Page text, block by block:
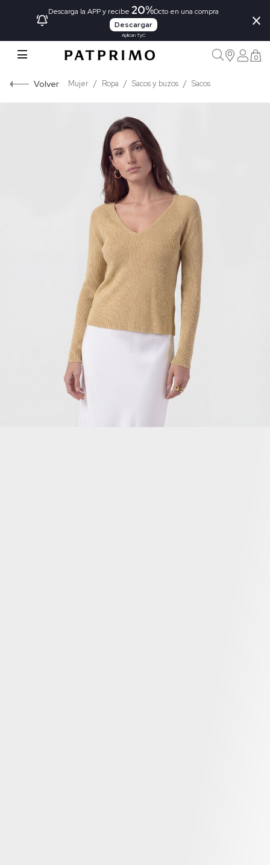
Descarga la APP y recibe 20%Dcto en una compra
Descargar
Aplican TyC
×
0
Volver Mujer Ropa Sacos y buzos Sacos